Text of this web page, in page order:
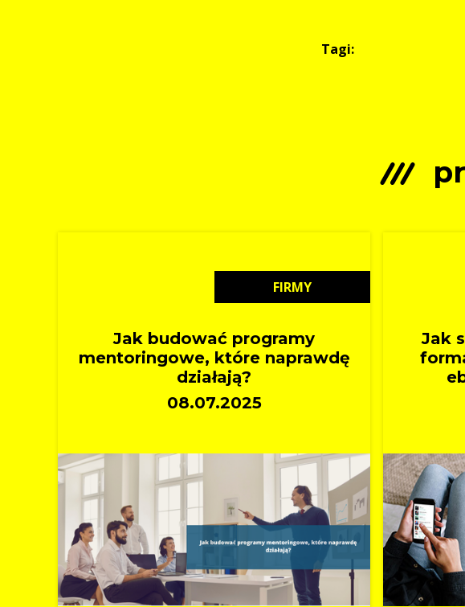
Tagi:
FIRMY
Jak budować programy
mentoringowe, które naprawdę
działają?
08.07.2025
Jak